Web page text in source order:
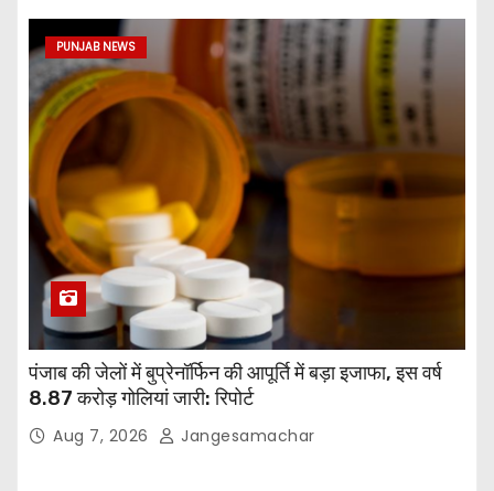
PUNJAB NEWS
पंजाब की जेलों में बुप्रेनॉर्फिन की आपूर्ति में बड़ा इजाफा, इस वर्ष
8.87 करोड़ गोलियां जारी: रिपोर्ट
Aug 7, 2026 Jangesamachar